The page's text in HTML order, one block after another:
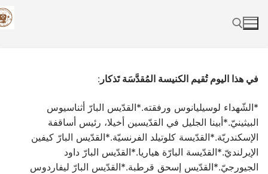
Skip
to
Search for:
في هذا اليوم تُقيم الكنيسة المُقدَّسَة تَذكار :
*الشّهداء لوسيليانوس ورفقته.*القدّيس البارّ أثناسيوس
البيثينيّ.*أبينا الجليل في القدّيسين أخيلا، رئيس أساقفة
الإسكندريّة.*القدّيسة كلوتيلد الفرنسيّة.*القدّيس البارّ كيفين
الإيرلنديّ.*القدّيسة البارّة هياريا.*القدّيس البارّ داود
الجيورجيّ.*القدّيس إسحق قرطبة.*القدّيس البارّ ليفاردوس